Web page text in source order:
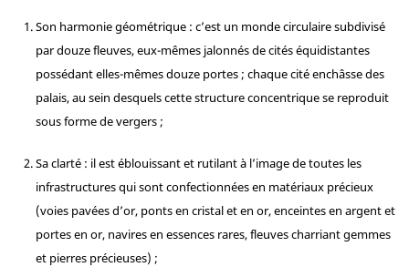
Son harmonie géométrique : c’est un monde circulaire subdivisé
par douze fleuves, eux-mêmes jalonnés de cités équidistantes
possédant elles-mêmes douze portes ; chaque cité enchâsse des
palais, au sein desquels cette structure concentrique se reproduit
sous forme de vergers ;
Sa clarté : il est éblouissant et rutilant à l’image de toutes les
infrastructures qui sont confectionnées en matériaux précieux
(voies pavées d’or, ponts en cristal et en or, enceintes en argent et
portes en or, navires en essences rares, fleuves charriant gemmes
et pierres précieuses) ;